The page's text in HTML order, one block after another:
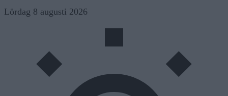
Skip
Lördag 8 augusti 2026